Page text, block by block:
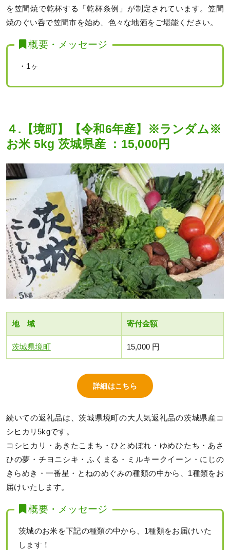
を笠間焼で乾杯する「乾杯条例」が制定されています。笠間
焼のぐい呑で笠間市を始め、色々な地酒をご堪能ください。
概要・メッセージ
・1ヶ
４.【境町】【令和6年産】※ランダム※
お米 5kg 茨城県産 ：15,000円
地 域 寄付金額
茨城県境町 15,000 円
詳細はこちら
続いての返礼品は、茨城県境町の大人気返礼品の茨城県産コ
シヒカリ5kgです。
コシヒカリ・あきたこまち・ひとめぼれ・ゆめひたち・あさ
ひの夢・チヨニシキ・ふくまる・ミルキークイーン・にじの
きらめき・一番星・とねのめぐみの種類の中から、1種類をお
届けいたします。
概要・メッセージ
茨城のお米を下記の種類の中から、1種類をお届けいた
します！